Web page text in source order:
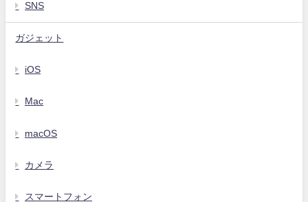
SNS
ガジェット
iOS
Mac
macOS
カメラ
スマートフォン